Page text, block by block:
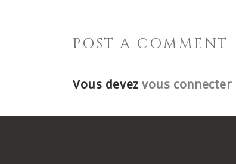
POST A COMMENT
Vous devezvous connecter